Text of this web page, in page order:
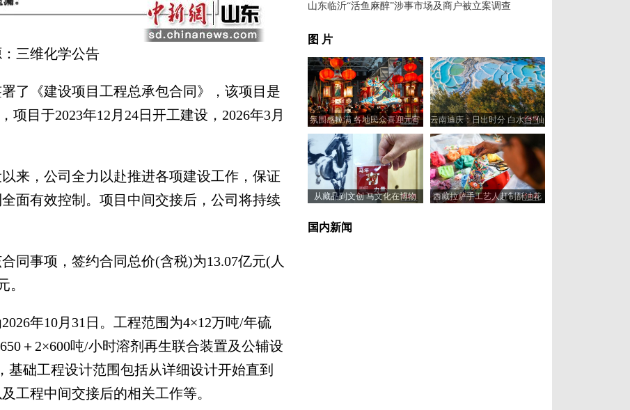
三维化学公告
《建设项目工程总承包合同》，该项目是
项目于2023年12月24日开工建设，2026年3月
，公司全力以赴推进各项建设工作，保证
面有效控制。项目中间交接后，公司将持续
事项，签约合同总价(含税)为13.07亿元(人
。
年10月31日。工程范围为4×12万吨/年硫
＋2×600吨/小时溶剂再生联合装置及公辅设
基础工程设计范围包括从详细设计开始直到
工程中间交接后的相关工作等。
山东临沂“活鱼麻醉”涉事市场及商户被立案调查
图 片
氛围感拉满 各地民众喜迎元宵
佳节
云南迪庆：日出时分 白水台“仙
人遗田”染金边
从藏品到文创 马文化在博物
西藏拉萨手工艺人赶制酥油花
国内新闻